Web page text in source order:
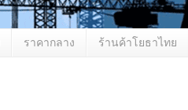
ราคากลาง ร้านค้าโยธาไทย